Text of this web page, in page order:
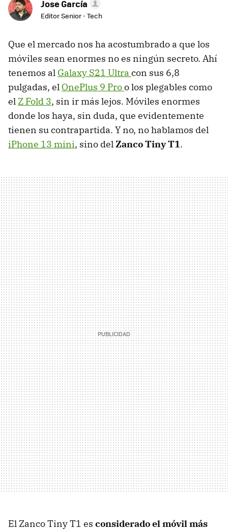
Jose García
Editor Senior - Tech
Que el mercado nos ha acostumbrado a que los
móviles sean enormes no es ningún secreto. Ahí
tenemos al Galaxy S21 Ultra con sus 6,8
pulgadas, el OnePlus 9 Proo los plegables como
el Z Fold 3, sin ir más lejos. Móviles enormes
donde los haya, sin duda, que evidentemente
tienen su contrapartida. Y no, no hablamos del
iPhone 13 mini, sino delZanco Tiny T1.
El Zanco Tiny T1 es considerado el móvil más